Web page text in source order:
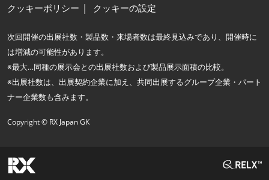
クッキーポリシー
クッキーの設定
次回開催の出展社数・製品数・来場者数は最終見込みであり、開催時に
は増減の可能性があります。
※最大…同種の展示会との出展社数および製品展示面積の比較。
※出展社数は、出展契約企業に加え、共同出展するグループ企業・パート
ナー企業数も含みます。
Copyright © RX Japan GK